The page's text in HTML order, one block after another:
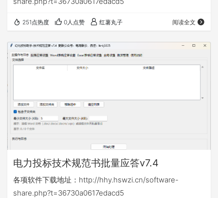
251点热度 0人点赞 红薯丸子 阅读全文
电力投标技术规范书批量应答v7.4
各项软件下载地址：http://hhy.hswzi.cn/software-
share.php?t=36730a0617edacd5